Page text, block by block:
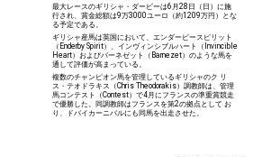
最大レースのギリシャ・ダービーは6月28日（日）に施
行され、賞金総額は9万3000ユーロ（約1209万円）とな
る予定である。
ギリシャ産馬は英国において、エンダービースピリット
（Enderby Spirit）、インヴィンシブルハート（Invincible
Heart）およびバーネゼット（Barnezet）のような馬を
通して評価が高まっている。
複数のチャンピオン馬を管理しているギリシャのク リ
ス・テオドラキス（Chris Theodorakis）調教師は、管理
馬コンテスト（Contest）で4月にフランスの準重賞競走
で優勝した。同調教師はフランスを第2の拠点として お
り、ドバイカーニバルにも同馬を出走させた。